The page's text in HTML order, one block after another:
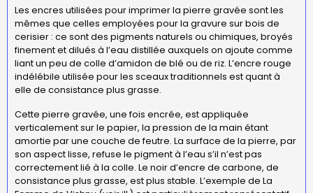
Les encres utilisées pour imprimer la pierre gravée sont les
mêmes que celles employées pour la gravure sur bois de
cerisier : ce sont des pigments naturels ou chimiques, broyés
finement et dilués à l’eau distillée auxquels on ajoute comme
liant un peu de colle d’amidon de blé ou de riz. L’encre rouge
indélébile utilisée pour les sceaux traditionnels est quant à
elle de consistance plus grasse.
Cette pierre gravée, une fois encrée, est appliquée
verticalement sur le papier, la pression de la main étant
amortie par une couche de feutre. La surface de la pierre, par
son aspect lisse, refuse le pigment à l’eau s’il n’est pas
correctement lié à la colle. Le noir d’encre de carbone, de
consistance plus grasse, est plus stable. L’exemple de La